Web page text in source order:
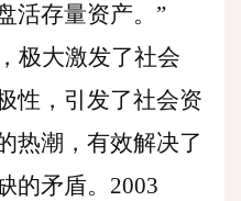
活存量资产。”
极大激发了社会
性，引发了社会资
热潮，有效解决了
的矛盾。 2003